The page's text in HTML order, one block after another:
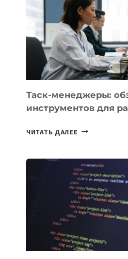
КАКИЕ
3
ЗАДАЧИ
ЕМУ
МОЖНО
ПОРУЧИТЬ
УЖЕ
Таск-менеджеры:
инструментов для
ЧИТАТЬ ДАЛЕЕ ТАСК-
ПОЛЕЗНЫХ
ДЛЯ
РАБОТЫ